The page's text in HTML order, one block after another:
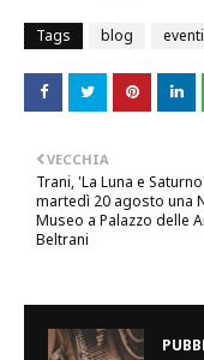
Tags blog eventi
VECCHIA
Trani, 'La Luna e
martedì 20 agosto una
Museo a Palazzo delle
Beltrani